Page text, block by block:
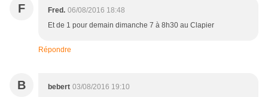
F Fred. 06/08/2016 18:48
Et de 1 pour demain dimanche 7 à 8h30 au Clapier
Répondre
B bebert 03/08/2016 19:10